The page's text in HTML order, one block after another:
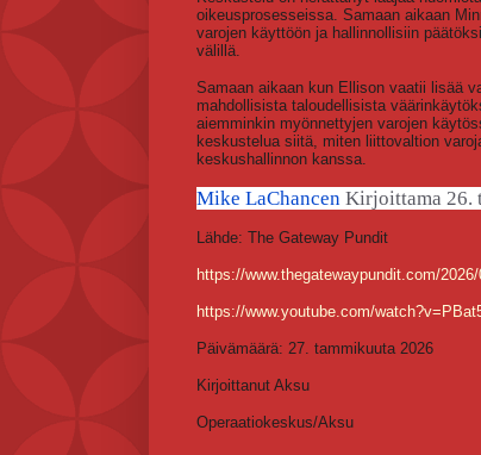
oikeusprosesseissa. Samaan aikaan
varojen käyttöön ja hallinnollisiin
välillä.
Samaan aikaan kun Ellison vaatii lisää
mahdollisista taloudellisista
aiemminkin myönnettyjen varojen
keskustelua siitä, miten liittovaltion
keskushallinnon kanssa.
Mike LaChancen Kirjoittama 26.
Lähde: The Gateway Pundit
https://www.thegatewaypundit.com/
https://www.youtube.com/
Päivämäärä: 27. tammikuuta 2026
Kirjoittanut Aksu
Operaatiokeskus/Aksu